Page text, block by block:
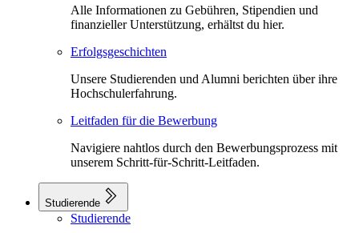
Alle Informationen zu Gebühren, Stipendien und
finanzieller Unterstützung, erhältst du hier.
Erfolgsgeschichten
Unsere Studierenden und Alumni berichten über ihre
Hochschulerfahrung.
Leitfaden für die Bewerbung
Navigiere nahtlos durch den Bewerbungsprozess mit
unserem Schritt-für-Schritt-Leitfaden.
Studierende
Studierende